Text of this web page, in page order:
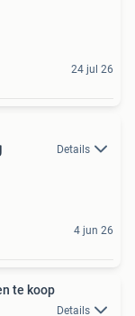
24 jul 26
Details
4 jun 26
te koop
Details